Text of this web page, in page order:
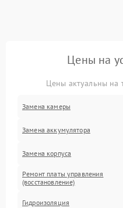
Цены на
Цены актуальны на
Замена камеры
Замена аккумулятора
Замена корпуса
Ремонт платы управления
(восстановление)
Гидроизоляция